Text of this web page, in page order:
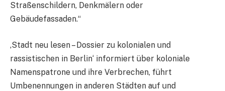
Straßenschildern, Denkmälern oder
Gebäudefassaden.“
‚Stadt neu lesen – Dossier zu kolonialen und
rassistischen in Berlin‘ informiert über koloniale
Namenspatrone und ihre Verbrechen, führt
Umbenennungen in anderen Städten auf und